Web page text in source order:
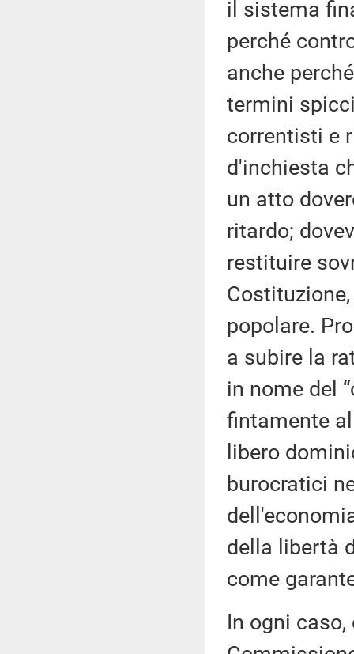
il sistema
perché
anche
termini
correntisti e
d'inchiesta
un atto
ritardo;
restituire
popolare.
a subire la
in nome del
fintamente
libero
burocratici
della libertà
come
In ogni